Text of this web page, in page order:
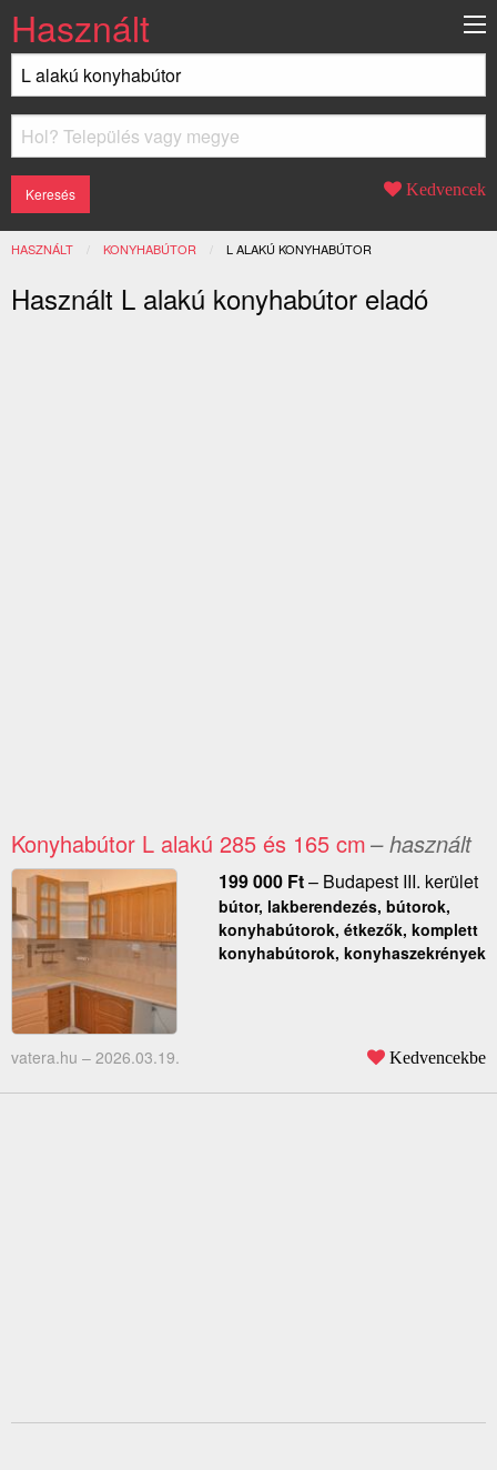
Használt
Kedvencek
HASZNÁLT KONYHABÚTOR JELENLEGI:
L ALAKÚ KONYHABÚTOR
Használt L alakú konyhabútor eladó
Konyhabútor L alakú 285 és 165 cm– használt
199 000 Ft– Budapest III. kerület
bútor, lakberendezés, bútorok,
konyhabútorok, étkezők, komplett
konyhabútorok, konyhaszekrények
vatera.hu – 2026.03.19. Kedvencekbe